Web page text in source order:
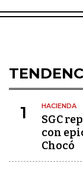
1 HACIENDA
SGC
con
Chocó